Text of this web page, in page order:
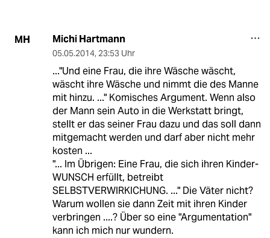
MH Michi Hartmann
05.05.2014, 23:53 Uhr
..."Und eine Frau, die ihre Wäsche wäscht,
wäscht ihre Wäsche und nimmt die des Manne
mit hinzu. ..." Komisches Argument. Wenn also
der Mann sein Auto in die Werkstatt bringt,
stellt er das seiner Frau dazu und das soll dann
mitgemacht werden und darf aber nicht mehr
kosten ...
"... Im Übrigen: Eine Frau, die sich ihren Kinder-
WUNSCH erfüllt, betreibt
SELBSTVERWIRKICHUNG. ..." Die Väter nicht?
Warum wollen sie dann Zeit mit ihren Kinder
verbringen ....? Über so eine "Argumentation"
kann ich mich nur wundern.